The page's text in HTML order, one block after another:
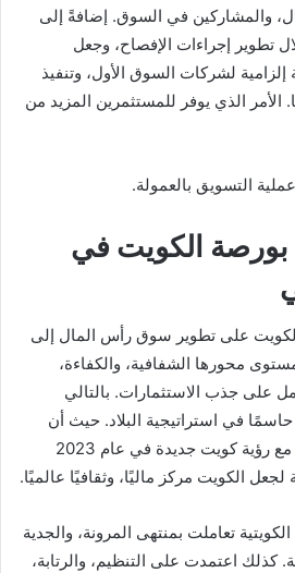
والمشاركين في السوق. إضافةً إلى
تطوير إجراءات الإفصاح، وجعل
لشركات السوق الأول، وتنفيذ
الأمر الذي يوفر للمستثمرين المزيد من
التسويق بالعمولة.
الكويت في
على تطوير سوق رأس المال إلى
محورها الشفافية، والكفاءة،
على جذب الاستثمارات. بالتالي
في استراتيجية البلاد. حيث أن
استراتيجية الشركة تتوافق مع رؤية كويت جديدة في عام 2023
الكويت مركز ماليًا، وثقافيًا عالميًا.
تعاملت بمنتهى المرونة، والجدية
كذلك اعتمدت على التنظيم، والرتابة،